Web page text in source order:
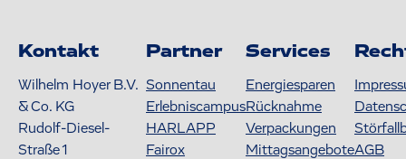
Kontakt
Wilhelm Hoyer B.V.
& Co. KG
Rudolf-Diesel-
Straße 1
Partner
Sonnentau
Erlebniscampus
HARLAPP
Fairox
Services
Energiesparen
Rücknahme
Verpackungen
MittagsangeboteAGB